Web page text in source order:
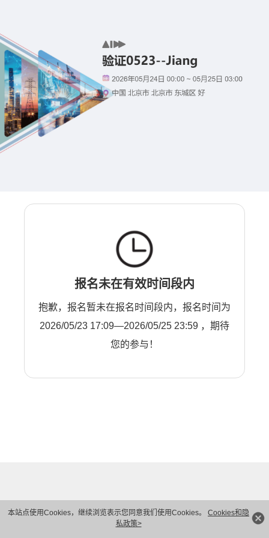
本站点使用Cookies，继续浏览表示您同意我们使用Cookies。 Cookies和隐
私政策>
报名未在有效时间段内
抱歉，报名暂未在报名时间段内，报名时间为
2026/05/23 17:09—2026/05/25 23:59 ，期待
您的参与！